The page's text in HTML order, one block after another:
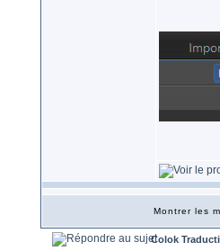
Montrer les
Colok